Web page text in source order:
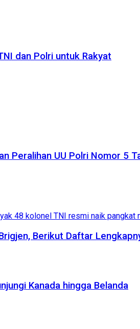
dan Polri untuk Rakyat
Peralihan UU Polri Nomor 5
Berikut Daftar
Kanada hingga Belanda